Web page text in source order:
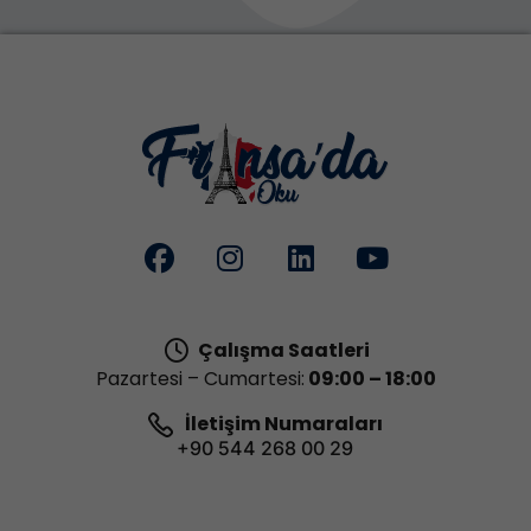
Çalışma Saatleri
Pazartesi – Cumartesi: 09:00 – 18:00
İletişim Numaraları
+90 544 268 00 29